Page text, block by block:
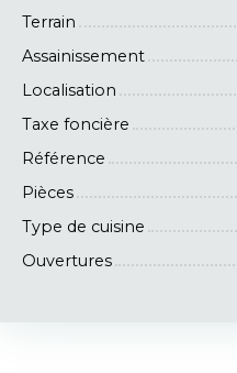
Terrain
Assainissement
Localisation
Taxe foncière
Référence
Pièces
Type de cuisine
Ouvertures